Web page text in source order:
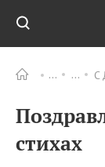
С
стихах